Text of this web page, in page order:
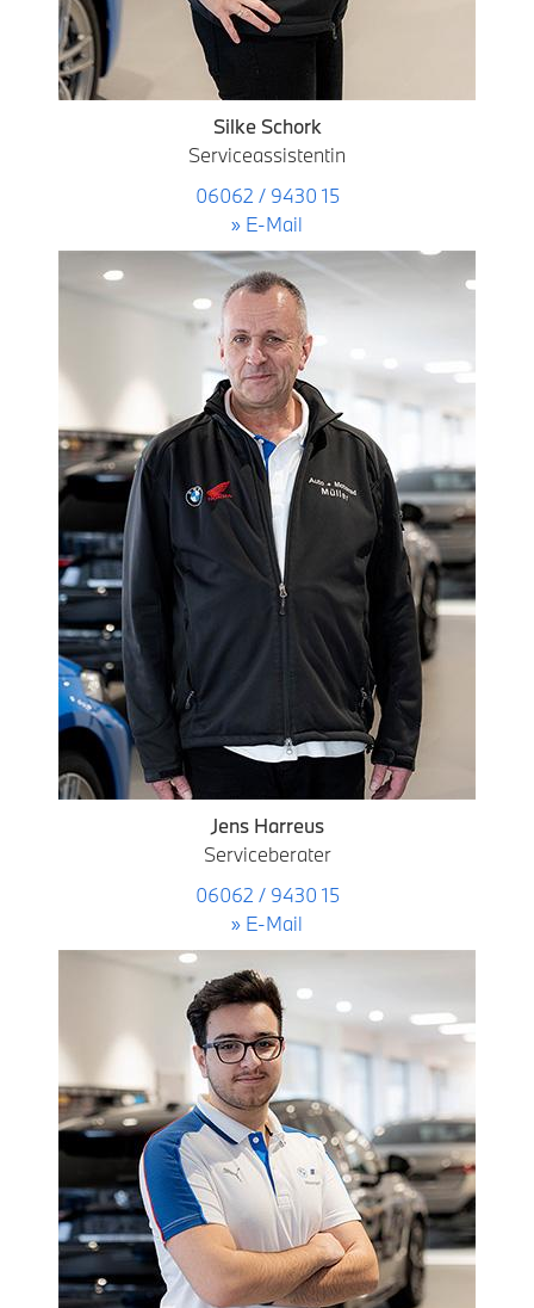
Silke Schork
Serviceassistentin
06062 / 9430 15
» E-Mail
Jens Harreus
Serviceberater
06062 / 9430 15
» E-Mail